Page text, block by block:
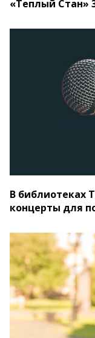
«Теплый Стан»
В библиотеках
концерты для